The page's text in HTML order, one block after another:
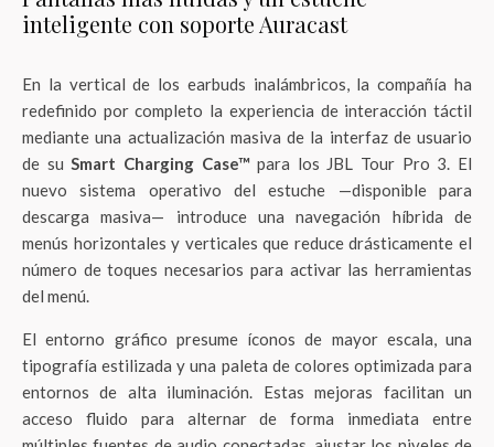
inteligente con soporte Auracast
En la vertical de los earbuds inalámbricos, la compañía ha
redefinido por completo la experiencia de interacción táctil
mediante una actualización masiva de la interfaz de usuario
de suSmart Charging Case™para los JBL Tour Pro 3. El
nuevo sistema operativo del estuche —disponible para
descarga masiva— introduce una navegación híbrida de
menús horizontales y verticales que reduce drásticamente el
número de toques necesarios para activar las herramientas
del menú.
El entorno gráfico presume íconos de mayor escala, una
tipografía estilizada y una paleta de colores optimizada para
entornos de alta iluminación. Estas mejoras facilitan un
acceso fluido para alternar de forma inmediata entre